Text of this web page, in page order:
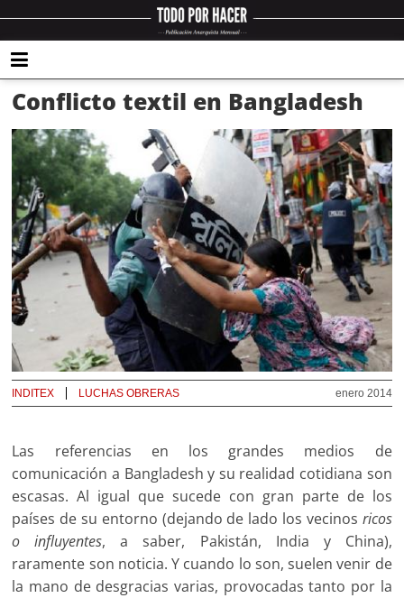
Conflicto textil en Bangladesh
enero 2014
INDITEX LUCHAS OBRERAS
Las referencias en los grandes medios de
comunicación a Bangladesh y su realidad cotidiana son
escasas. Al igual que sucede con gran parte de los
países de su entorno (dejando de lado los vecinos ricos
o influyentes, a saber, Pakistán, India y China),
raramente son noticia. Y cuando lo son, suelen venir de
la mano de desgracias varias, provocadas tanto por la